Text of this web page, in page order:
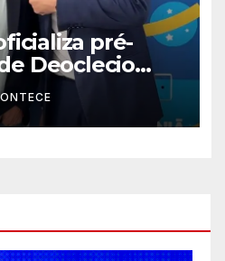
pré-
Deoclecio
estadual